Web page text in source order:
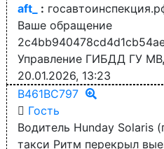
aft_
:
Ваше обращение
Управление ГИБДД ГУ
20.01.2026, 13:23
В461ВС797
Гость
Водитель Hunday Solaris
такси Ритм перекрыл